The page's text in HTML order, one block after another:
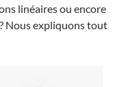
linéaires ou encore
Nous expliquons tout